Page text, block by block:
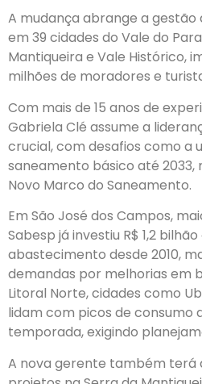
A mudança abrange a gestão
em 39 cidades do Vale do
Mantiqueira e Vale Histórico,
milhões de moradores e
Com mais de 15 anos de
Gabriela Clé assume a
crucial, com desafios como a
saneamento básico até
Novo Marco do Saneamento.
Em São José dos Campos,
Sabesp já investiu R$ 1,2
abastecimento desde 2010,
demandas por melhorias em
Litoral Norte, cidades como
lidam com picos de consumo
temporada, exigindo
A nova gerente também terá